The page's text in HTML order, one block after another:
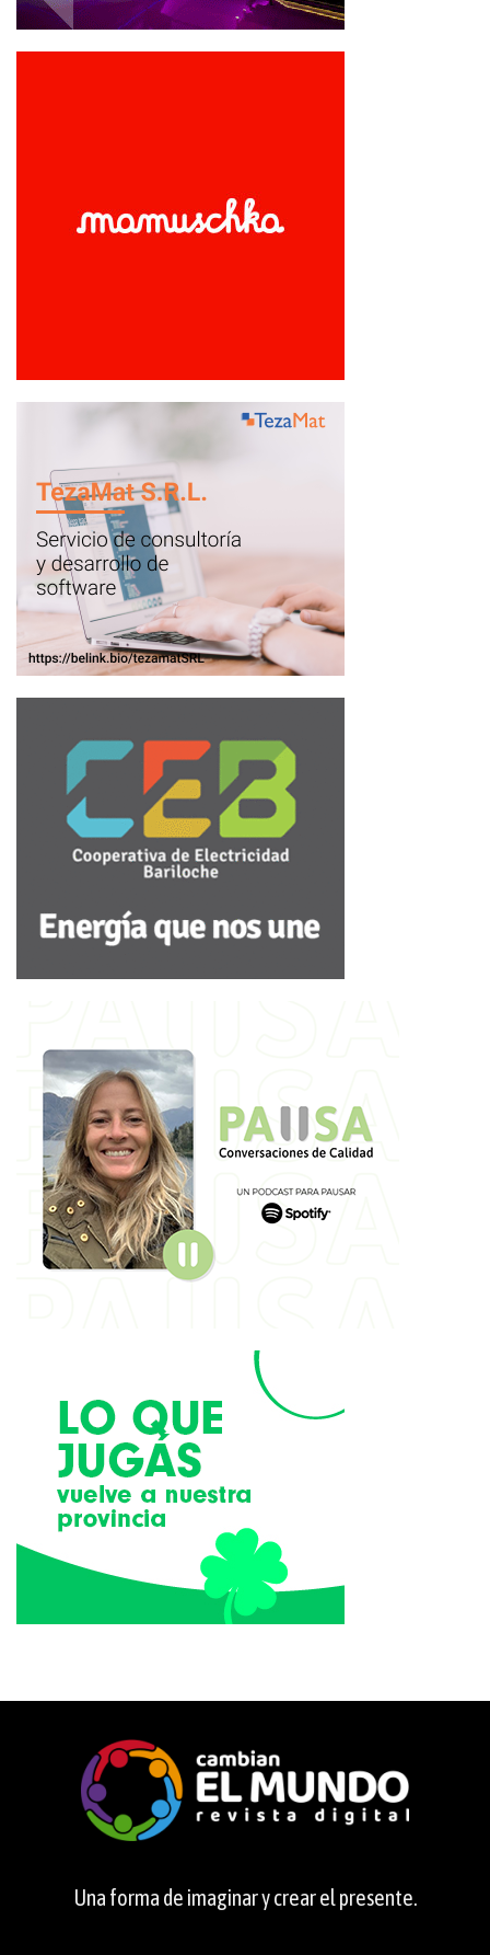
Una forma de imaginar y crear el presente.